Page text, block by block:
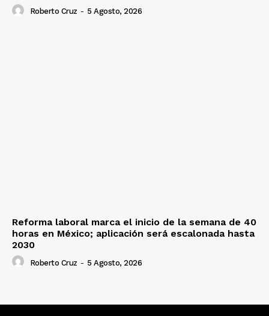
Roberto Cruz - 5 Agosto, 2026
Reforma laboral marca el inicio de la semana de 40
horas en México; aplicación será escalonada hasta
2030
Roberto Cruz - 5 Agosto, 2026